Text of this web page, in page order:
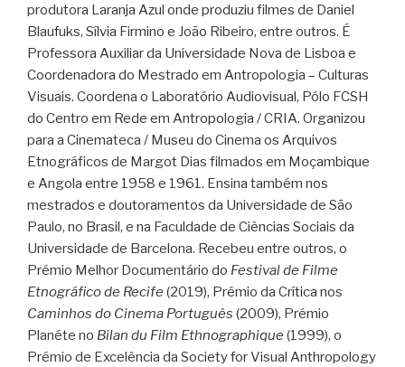
produtora Laranja Azul onde produziu filmes de Daniel
Blaufuks, Sílvia Firmino e João Ribeiro, entre outros. É
Professora Auxiliar da Universidade Nova de Lisboa e
Coordenadora do Mestrado em Antropologia – Culturas
Visuais. Coordena o Laboratório Audiovisual, Pólo FCSH
do Centro em Rede em Antropologia / CRIA. Organizou
para a Cinemateca / Museu do Cinema os Arquivos
Etnográficos de Margot Dias filmados em Moçambique
e Angola entre 1958 e 1961. Ensina também nos
mestrados e doutoramentos da Universidade de São
Paulo, no Brasil, e na Faculdade de Ciências Sociais da
Universidade de Barcelona. Recebeu entre outros, o
Prémio Melhor Documentário do Festival de Filme
Etnográfico de Recife (2019), Prémio da Crítica nos
Caminhos do Cinema Português (2009), Prémio
Planéte no Bilan du Film Ethnographique (1999), o
Prémio de Excelência da Society for Visual Anthropology